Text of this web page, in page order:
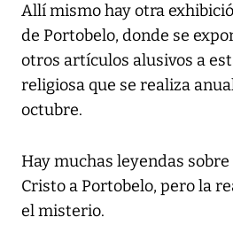
Allí mismo hay otra
de Portobelo, donde se
otros artículos alusivos a
religiosa que se realiza
octubre.
Hay muchas leyendas
Cristo a Portobelo, pero la
el misterio.